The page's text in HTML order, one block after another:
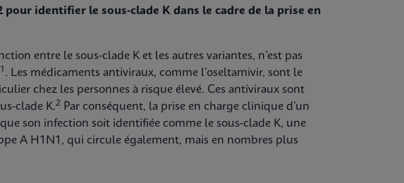
pour identifier le sous-clade K dans le cadre de la prise en
entre le sous-clade K et les autres variantes, n’est pas
1 . Les médicaments antiviraux, comme l’oseltamivir, sont le
chez les personnes à risque élevé. Ces antiviraux sont
clade K.2 Par conséquent, la prise en charge clinique d’un
son infection soit identifiée comme le sous-clade K, une
A H1N1, qui circule également, mais en nombres plus